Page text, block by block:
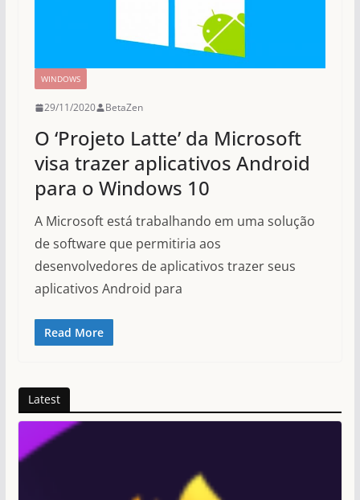
WINDOWS
29/11/2020 BetaZen
O ‘Projeto Latte’ da Microsoft
visa trazer aplicativos Android
para o Windows 10
A Microsoft está trabalhando em uma solução
de software que permitiria aos
desenvolvedores de aplicativos trazer seus
aplicativos Android para
Read More
Latest